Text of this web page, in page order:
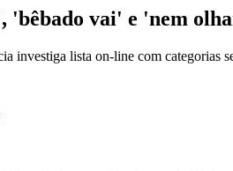
vai' e 'nem